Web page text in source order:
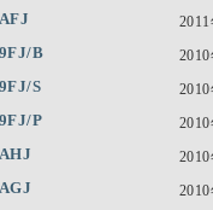
B
S
P